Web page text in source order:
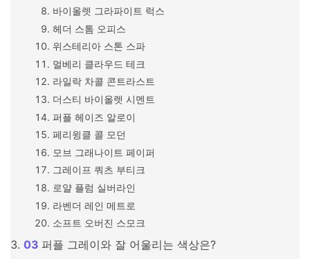
바이올렛 그라파이트 럭스
헤더 스톰 오피스
위스테리아 스톤 스파
멀베리 클라우드 테크
라일락 차콜 콘트라스트
더스티 바이올렛 시멘트
퍼플 헤이즈 알로이
페리윙클 콜 모던
모브 그래나이트 페이퍼
그레이프 쿼츠 부티크
로얄 플럼 실버라인
라벤더 레인 메트로
소프트 오버진 스모크
퍼플 그레이와 잘 어울리는 색상은?